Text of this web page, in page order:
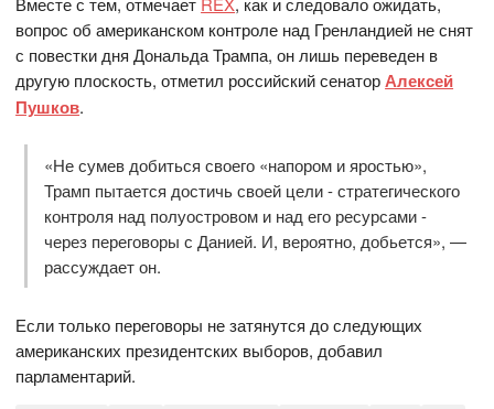
вопрос об американском контроле над Гренландией не снят
с повестки дня Дональда Трампа, он лишь переведен в
другую плоскость, отметил российский сенаторАлексей
Пушков.
«Не сумев добиться своего «напором и яростью»,
Трамп пытается достичь своей цели - стратегического
контроля над полуостровом и над его ресурсами -
через переговоры с Данией. И, вероятно, добьется», —
рассуждает он.
Если только переговоры не затянутся до следующих
американских президентских выборов, добавил
парламентарий.